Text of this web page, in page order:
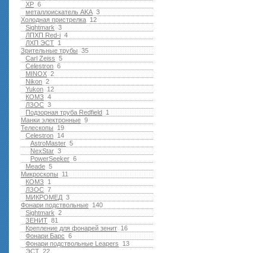
6
XP
3
металлоискатель AKA
12
Холодная пристрелка
3
Sightmark
4
ЛПХП Red-i
1
ЛХП ЭСТ
35
Зрительные трубы
5
Carl Zeiss
6
Celestron
2
MINOX
2
Nikon
12
Yukon
4
КОМЗ
3
ЛЗОС
1
Подзорная труба Redfield
9
Манки электронные
19
Телескопы
14
Celestron
5
AstroMaster
3
NexStar
6
PowerSeeker
5
Meade
11
Микроскопы
1
КОМЗ
7
ЛЗОС
3
МИКРОМЕД
140
Фонари подствольные
2
Sightmark
81
ЗЕНИТ
16
Крепление для фонарей зенит
6
Фонари Барс
13
Фонари подствольные Leapers
22
ЭСТ